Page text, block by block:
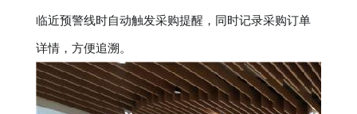
临近预警线时自动触发采购提醒，同时记录采购订单
详情，方便追溯。